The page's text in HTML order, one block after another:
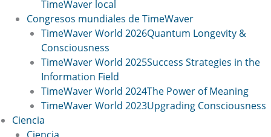
TimeWaver local
Congresos mundiales de TimeWaver
TimeWaver World 2026Quantum Longevity &
Consciousness
TimeWaver World 2025Success Strategies in the
Information Field
TimeWaver World 2024The Power of Meaning
TimeWaver World 2023Upgrading Consciousness
Ciencia